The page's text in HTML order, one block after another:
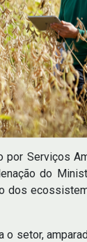
Serviços
do
dos
setor,